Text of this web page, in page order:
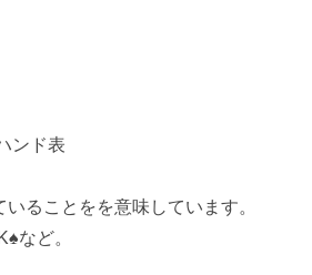
ンド表
ることをを意味しています。
など。